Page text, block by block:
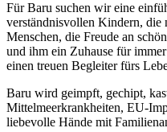
Für Baru suchen wir eine
verständnisvollen Kindern, die
Menschen, die Freude an
und ihm ein Zuhause für
einen treuen Begleiter fürs
Baru wird geimpft, gechipt,
Mittelmeerkrankheiten, EU-
liebevolle Hände mit